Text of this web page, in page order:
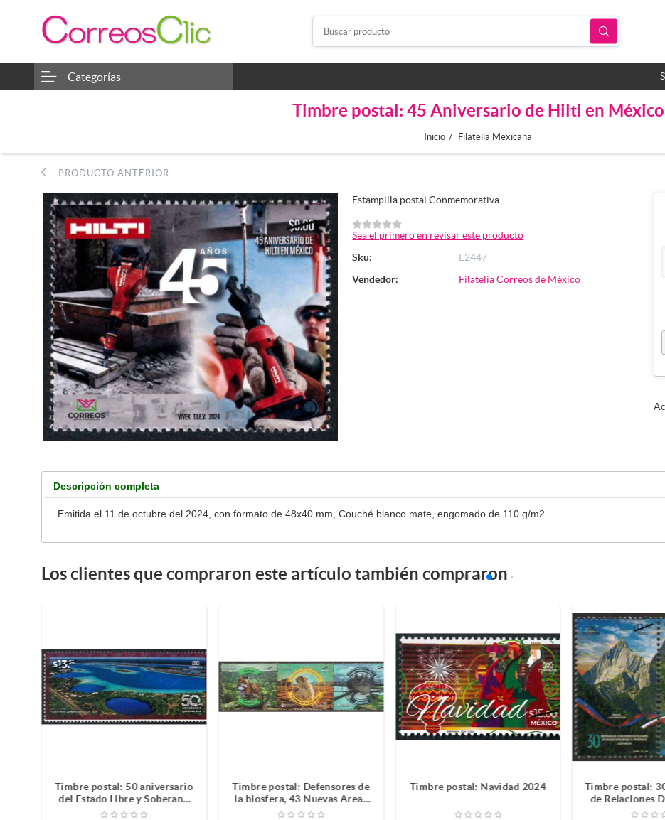
Categorías
Timbre postal: 45 Aniversario de Hilti en México
Inicio / Filatelia Mexicana
PRODUCTO ANTERIOR
Estampilla postal Conmemorativa
Sea el primero en revisar este producto
Sku:
E2447
Vendedor:
Filatelia Correos de México
Descripción completa
Emitida el 11 de octubre del 2024, con formato de 48x40 mm, Couché blanco mate, engomado de 110 g/m2
Los clientes que compraron este artículo también compraron
Timbre postal: 50 aniversario
del Estado Libre y Soberano
de Quintana Roo
Timbre postal: Defensores de
la biosfera, 43 Nuevas Áreas
naturales Protegidas en
Timbre postal: Navidad 2024
Timbre postal:
de Relaciones
México y el